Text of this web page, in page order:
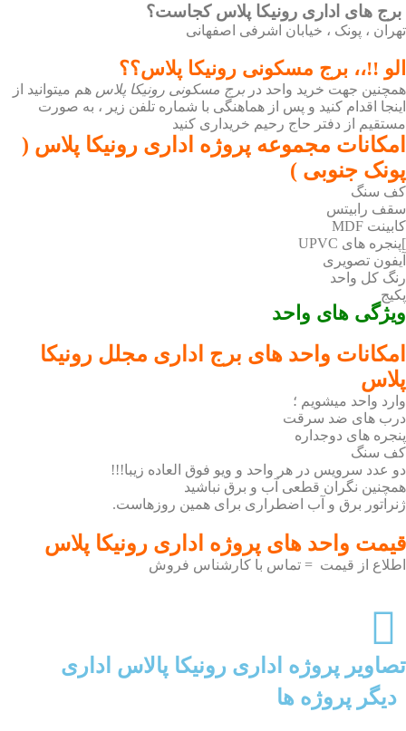
برج های اداری رونیکا پلاس کجاست؟
تهران ، پونک ، خیابان اشرفی اصفهانی
الو !!،، برج مسکونی رونیکا پلاس؟؟
همچنین جهت خرید واحد در برج مسکونی رونیکا پلاس هم میتوانید از
اینجا اقدام کنید و پس از هماهنگی با شماره تلفن زیر ، به صورت
مستقیم از دفتر حاج رحیم خریداری کنید​
امکانات مجموعه پروژه اداری رونیکا پلاس (
پونک جنوبی )
کف سنگ
سقف رابیتس
کابینت MDF
]پنجره های UPVC
آیفون تصویری
رنگ کل واحد
پکیج
ویژگی های واحد
امکانات واحد های برج اداری مجلل رونیکا
پلاس
وارد واحد میشویم ؛
درب های ضد سرقت
پنجره های دوجداره
کف سنگ
دو عدد سرویس در هر واحد و ویو فوق العاده زیبا!!!
همچنین نگران قطعی آب و برق نباشید
ژنراتور برق و آب اضطراری برای همین روزهاست.
قیمت واحد های پروژه اداری رونیکا پلاس
اطلاع از قیمت = تماس با کارشناس فروش
تصاویر پروژه اداری رونیکا پالاس اداری
دیگر پروژه ها